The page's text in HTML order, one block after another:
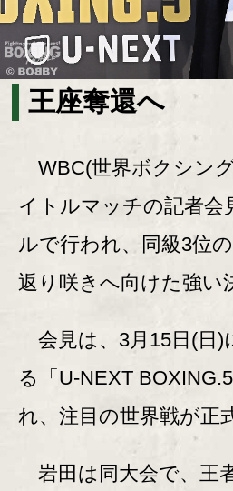
王座奪還へ
WBC(世界ボクシン
イトルマッチの記者会
ルで行われ、同級3位
返り咲きへ向けた強い
会見は、3月15日(日)
る「U-NEXT
れ、注目の世界戦が正
岩田は同大会で、王